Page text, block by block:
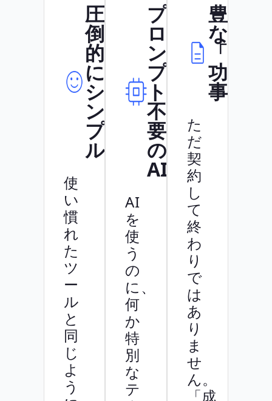
圧
倒
的
に
シ
ン
プ
ル
使
い
慣
れ
た
ツ
ー
ル
と
同
じ
よ
う
プ
ロ
ン
プ
ト
不
要
の
AI
AI
を
使
う
の
に、
何
か
特
別
な
テ
豊富
な
「成
功」
事例
た
だ
契
約
し
て
終
わ
り
で
は
あ
り
ま
せ
ん。
「成